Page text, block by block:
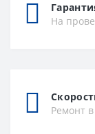
На
Ремонт